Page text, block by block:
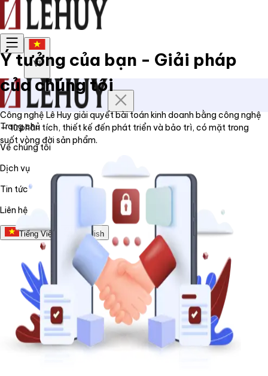
VI
Trang chủ
Về chúng tôi
Dịch vụ
Tin tức
Liên hệ
Tiếng Việt English
Ý tưởng của bạn - Giải pháp
của chúng tôi
Công nghệ Lê Huy giải quyết bài toán kinh doanh bằng công nghệ
— từ phân tích, thiết kế đến phát triển và bảo trì, có mặt trong
suốt vòng đời sản phẩm.